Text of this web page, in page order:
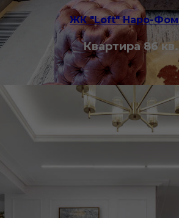
ЖК "Loft" Наро-
Квартира 86